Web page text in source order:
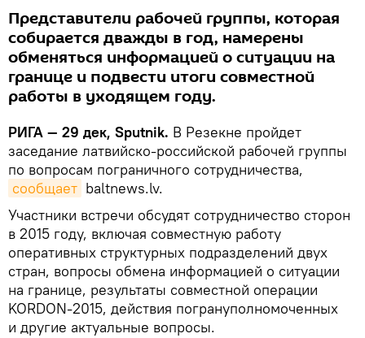
Представители рабочей группы, которая
собирается дважды в год, намерены
обменяться информацией о ситуации на
границе и подвести итоги совместной
работы в уходящем году.
РИГА — 29 дек, Sputnik. В Резекне пройдет
заседание латвийско-российской рабочей группы
по вопросам пограничного сотрудничества,
сообщает baltnews.lv.
Участники встречи обсудят сотрудничество сторон
в 2015 году, включая совместную работу
оперативных структурных подразделений двух
стран, вопросы обмена информацией о ситуации
на границе, результаты совместной операции
KORDON-2015, действия погрануполномоченных
и другие актуальные вопросы.